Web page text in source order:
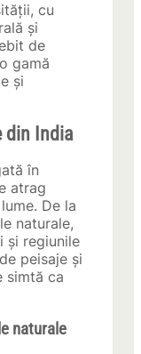
cu
și
de
gamă
și
din India
în
atrag
De la
naturale,
și regiunile
peisaje și
simtă ca
naturale